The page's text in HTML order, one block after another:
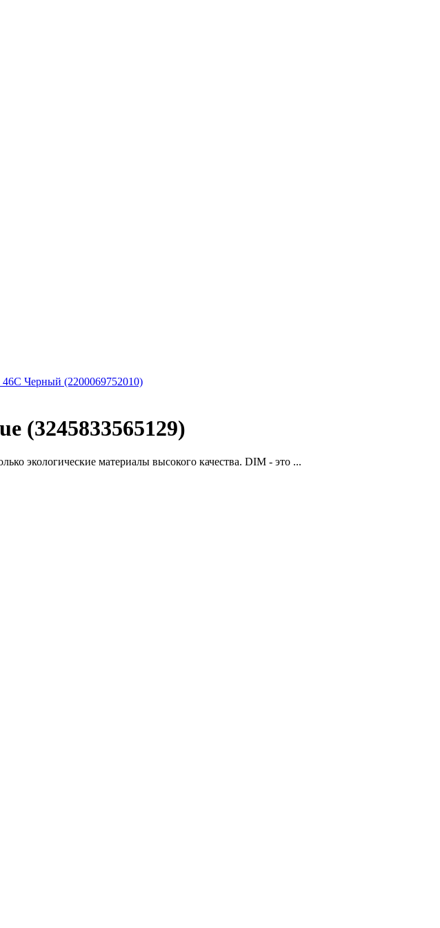
Черный (2200069752010)
(3245833565129)
экологические материалы высокого качества. DIM - это ...